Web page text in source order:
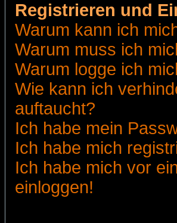
Registrieren und
Warum kann ich
Warum muss ich
Warum logge ich
Wie kann ich
auftaucht?
Ich habe mein
Ich habe mich
Ich habe mich vor
einloggen!